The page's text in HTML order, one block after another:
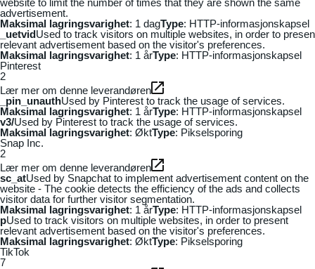
advertisement.
Maksimal lagringsvarighet: 1 dagType: HTTP-informasjonskapsel
_uetvidUsed to track visitors on multiple websites, in order to
relevant advertisement based on the visitor's preferences.
Maksimal lagringsvarighet: 1 årType: HTTP-informasjonskapsel
Pinterest
2
Lær mer om denne leverandøren
_pin_unauthUsed by Pinterest to track the usage of services.
Maksimal lagringsvarighet: 1 årType: HTTP-informasjonskapsel
v3/Used by Pinterest to track the usage of services.
Maksimal lagringsvarighet: ØktType: Pikselsporing
Snap Inc.
2
Lær mer om denne leverandøren
sc_atUsed by Snapchat to implement advertisement content on the
website - The cookie detects the efficiency of the ads and collects
visitor data for further visitor segmentation.
Maksimal lagringsvarighet: 1 årType: HTTP-informasjonskapsel
pUsed to track visitors on multiple websites, in order to present
relevant advertisement based on the visitor's preferences.
Maksimal lagringsvarighet: ØktType: Pikselsporing
TikTok
7